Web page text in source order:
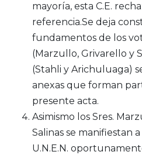
mayoría, esta C.E.
referencia.Se deja
fundamentos de los
(Marzullo, Grivarello y
(Stahli y Arichuluaga)
anexas que forman
presente acta.
Asimismo los Sres.
Salinas se manifiestan
U.N.E.N.